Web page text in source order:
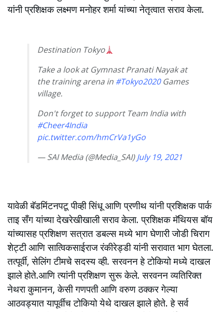
यांनी प्रशिक्षक लक्ष्मण मनोहर शर्मा यांच्या नेतृत्वात सराव केला.
Destination Tokyo
Take a look at Gymnast Pranati Nayak at
the training arena in #Tokyo2020Games
village.
Don't forget to support Team India with
#Cheer4India
pic.twitter.com/hmCrVa1yGo
— SAI Media (@Media_SAI)July 19, 2021
यावेळी बॅडमिंटनपटू पीव्ही सिंधू आणि प्रणीथ यांनी प्रशिक्षक पार्क
ताइ सँग यांच्या देखरेखीखाली सराव केला. प्रशिक्षक मॅथियस बॉय
यांच्यासह प्रशिक्षण सत्रात डबल्स मध्ये भाग घेणारी जोडी चिराग
शेट्टी आणि सात्विकसाईराज रंकीरेड्डी यांनी सरावात भाग घेतला.
तत्पूर्वी, सेलिंग टीमचे सदस्य व्ही. सरवनन हे टोकियो मध्ये दाखल
झाले होते.आणि त्यांनी प्रशिक्षण सुरू केले. सरवनन व्यतिरिक्त
नेथरा कुमानन, केसी गणपती आणि वरुण ठक्कर गेल्या
आठवड्यात यापूर्वीच टोकियो येथे दाखल झाले होते. हे सर्व